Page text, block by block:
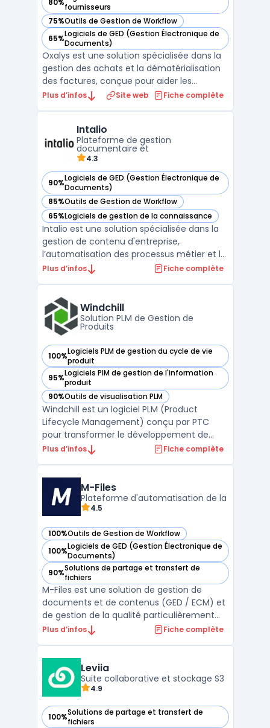
80%fournisseurs
— voir Oxalys dans cette catégorie
75%Outils de Gestion de Workflow
— voir Oxalys dans cette catégorie
65%Logiciels de GED (Gestion Électronique de
Documents)
— voir Oxalys dans cette catégorie
Oxalys est une solution spécialisée dans la
gestion des achats et la dématérialisation
des factures, conçue pour aider les
entreprises à optimiser leurs processus
outils performants pour automatiser et
centraliser les ach ...
Plus d’infos Site web Fiche complète
Intalio
Plateforme de gestion
documentaire et
4.3
90%Logiciels de GED (Gestion Électronique de
Documents)
— voir Intalio dans cette catégorie
85%Outils de Gestion de Workflow
— voir Intalio dans cette catégorie
65%Logiciels de gestion de la connaissance
— voir Intalio dans cette catégorie
Intalio est une solution spécialisée dans la
gestion de contenu d'entreprise,
l’automatisation des processus métier et la
gouvernance des données. Conçue pour
offre une suite complète de fonctionnalités
permettant de str ...
Plus d’infos Fiche complète
Windchill
Solution PLM de Gestion de
Produits
100%Logiciels PLM de gestion du cycle de vie
produit
— voir Windchill dans cette catégorie
95%Logiciels PIM de gestion de l'information
produit
— voir Windchill dans cette catégorie
90%Outils de visualisation PLM
— voir Windchill dans cette catégorie
Windchill est un logiciel PLM (Product
Lifecycle Management) conçu par PTC
pour transformer le développement de
produits. Il permet une collaboration
à Windchill, les utilisateurs peuvent
identifier rapidement la ...
Plus d’infos Fiche complète
M-Files
Plateforme d'automatisation de la
4.5
100%Outils de Gestion de Workflow
— voir M-Files dans cette catégorie
100%Logiciels de GED (Gestion Électronique de
Documents)
— voir M-Files dans cette catégorie
90%Solutions de partage et transfert de
fichiers
— voir M-Files dans cette catégorie
M-Files est une solution de gestion de
documents et de contenus (GED / ECM) et
de gestion de la qualité particulièrement
adaptée aux entreprises et utilisateurs qui
documents.M-Files est suffisamment
flexible pour répondre au ...
Plus d’infos Fiche complète
Leviia
Suite collaborative et stockage S3
4.9
100%Solutions de partage et transfert de
fichiers
— voir Leviia dans cette catégorie